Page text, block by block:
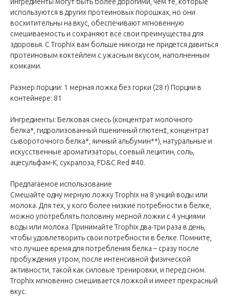
используются в других протеиновых порошках, но они
восхитительны на вкус, обеспечивают мгновенную
смешиваемость и сохраняют все свои преимущества для
здоровья. С Trophix вам больше никогда не придется давиться
протеиновым коктейлем с ужасным вкусом, наполненным
комками.
Размер порции: 1 мерная ложка без горки (28 г) Порции в
контейнере: 81
Ингредиенты: Белковая смесь (концентрат молочного
белка*, гидролизованный пшеничный глютен‡, концентрат
сывороточного белка*, яичный альбумин**), натуральные и
искусственные ароматизаторы, соевый лецитин, соль,
ацесульфам-К, сукралоза, FD&C Red #40.
Предлагаемое использование
Смешайте одну мерную ложку Trophix на 8 унций воды или
молока. Для тех, у кого более низкие потребности в белке,
можно употреблять половину мерной ложки с 4 унциями
воды или молока. Принимайте Trophix два-три раза в день,
чтобы удовлетворить свои потребности в белке. Помните,
что лучшее время для потребления белка – сразу после
пробуждения утром, после интенсивной физической
активности, такой как силовые тренировки, и перед сном.
Trophix мгновенно смешивается ложкой и имеет прекрасный
вкус.